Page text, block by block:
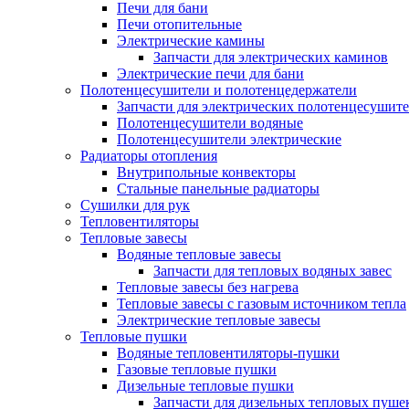
Печи для бани
Печи отопительные
Электрические камины
Запчасти для электрических каминов
Электрические печи для бани
Полотенцесушители и полотенцедержатели
Запчасти для электрических
Полотенцесушители водяные
Полотенцесушители электрические
Радиаторы отопления
Внутрипольные конвекторы
Стальные панельные радиаторы
Сушилки для рук
Тепловентиляторы
Тепловые завесы
Водяные тепловые завесы
Запчасти для тепловых водяных завес
Тепловые завесы без нагрева
Тепловые завесы с газовым источником тепла
Электрические тепловые завесы
Тепловые пушки
Водяные тепловентиляторы-пушки
Газовые тепловые пушки
Дизельные тепловые пушки
Запчасти для дизельных тепловых